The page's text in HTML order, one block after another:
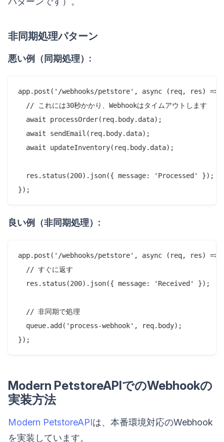
非同期処理パターン
悪い例（同期処理）:
app.post('/webhooks/petstore', async (req, res) =>
  // これには30秒かかり、Webhookはタイムアウトします
  await processOrder(req.body.data);
  await sendEmail(req.body.data);
  await updateInventory(req.body.data);
  res.status(200).json({ message: 'Processed' });
良い例（非同期処理）:
app.post('/webhooks/petstore', async (req, res) =>
  // すぐに返す
  res.status(200).json({ message: 'Received' });
  // 非同期で処理
  queue.add('process-webhook', req.body);
Modern PetstoreAPIでのWebhookの
実装方法
Modern PetstoreAPIは、本番環境対応のWebhook
を実装しています。